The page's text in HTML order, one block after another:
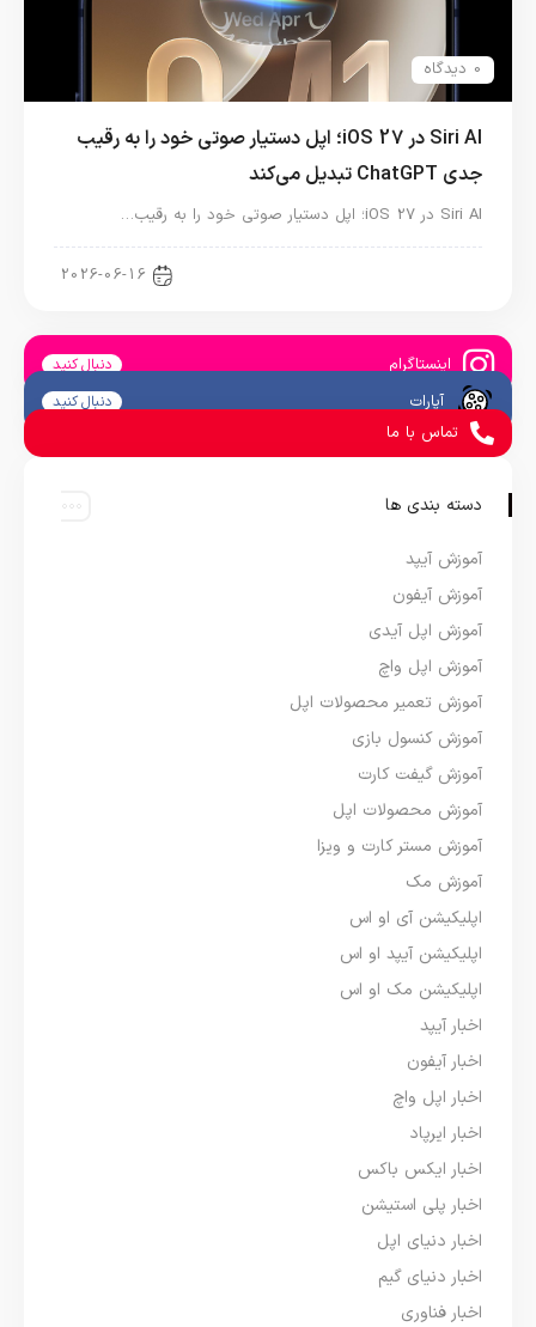
0 دیدگاه
Siri AI در iOS 27؛ اپل دستیار صوتی خود را به رقیب
جدی ChatGPT تبدیل می‌کند
Siri AI در iOS 27؛ اپل دستیار صوتی خود را به رقیب…
2026-06-16
اینستاگرام دنبال کنید
آپارات دنبال کنید
تماس با ما
دسته بندی ها
آموزش آیپد
آموزش آیفون
آموزش اپل آیدی
آموزش اپل واچ
آموزش تعمیر محصولات اپل
آموزش کنسول بازی
آموزش گیفت کارت
آموزش محصولات اپل
آموزش مستر کارت و ویزا
آموزش مک
اپلیکیشن آی او اس
اپلیکیشن آیپد او اس
اپلیکیشن مک او اس
اخبار آیپد
اخبار آیفون
اخبار اپل واچ
اخبار ایرپاد
اخبار ایکس باکس
اخبار پلی استیشن
اخبار دنیای اپل
اخبار دنیای گیم
اخبار فناوری